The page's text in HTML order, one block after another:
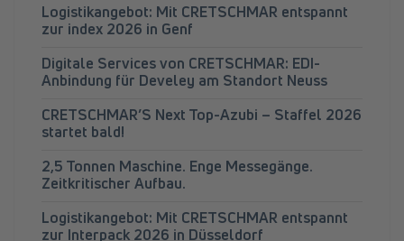
Logistikangebot: Mit CRETSCHMAR entspannt
zur index 2026 in Genf
Digitale Services von CRETSCHMAR: EDI-
Anbindung für Develey am Standort Neuss
CRETSCHMAR’S Next Top-Azubi – Staffel 2026
startet bald!
2,5 Tonnen Maschine. Enge Messegänge.
Zeitkritischer Aufbau.
Logistikangebot: Mit CRETSCHMAR entspannt
zur Interpack 2026 in Düsseldorf